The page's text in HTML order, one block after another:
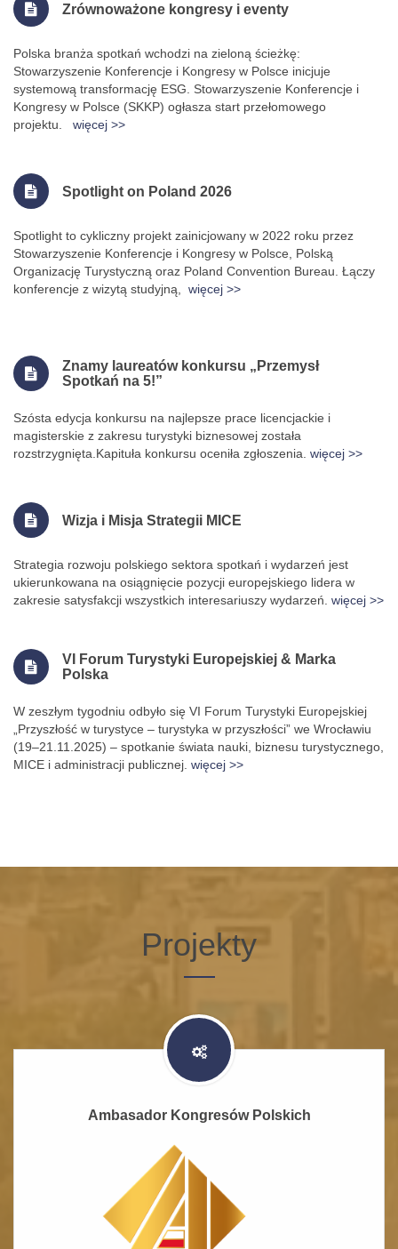
Zrównoważone kongresy i eventy
Polska branża spotkań wchodzi na zieloną ścieżkę:
Stowarzyszenie Konferencje i Kongresy w Polsce inicjuje
systemową transformację ESG. Stowarzyszenie Konferencje i
Kongresy w Polsce (SKKP) ogłasza start przełomowego
projektu.
więcej >>
Spotlight on Poland 2026
Spotlight to cykliczny projekt zainicjowany w 2022 roku przez
Stowarzyszenie Konferencje i Kongresy w Polsce, Polską
Organizację Turystyczną oraz Poland Convention Bureau. Łączy
konferencje z wizytą studyjną, więcej >>
Znamy laureatów konkursu „Przemysł
Spotkań na 5!”
Szósta edycja konkursu na najlepsze prace licencjackie i
magisterskie z zakresu turystyki biznesowej została
rozstrzygnięta.Kapituła konkursu oceniła zgłoszenia. więcej >>
Wizja i Misja Strategii MICE
Strategia rozwoju polskiego sektora spotkań i wydarzeń jest
ukierunkowana na osiągnięcie pozycji europejskiego lidera w
zakresie satysfakcji wszystkich interesariuszy wydarzeń. więcej >>
VI Forum Turystyki Europejskiej & Marka
Polska
W zeszłym tygodniu odbyło się VI Forum Turystyki Europejskiej
„Przyszłość w turystyce – turystyka w przyszłości” we Wrocławiu
(19–21.11.2025) – spotkanie świata nauki, biznesu turystycznego,
MICE i administracji publicznej. więcej >>
Projekty
Ambasador Kongresów Polskich